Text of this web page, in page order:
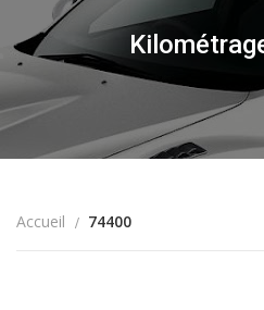
Accueil 74400